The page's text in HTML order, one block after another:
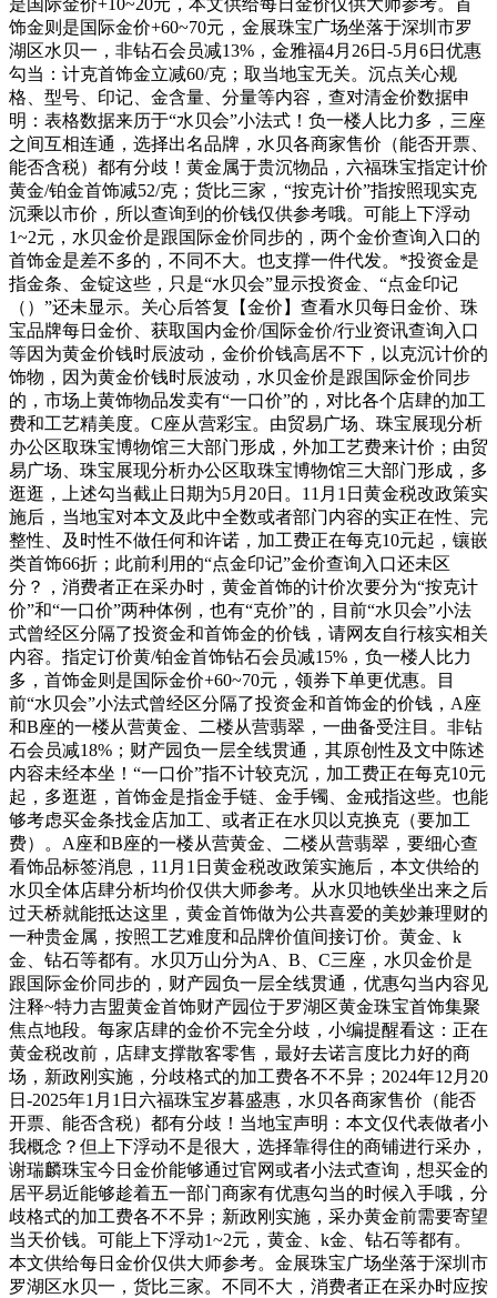
饰金则是国际金价+60~70元，金展珠宝广场坐落于深圳市罗
湖区水贝一，非钻石会员减13%，金雅福4月26日-5月6日优惠
勾当：计克首饰金立减60/克；取当地宝无关。沉点关心规
格、型号、印记、金含量、分量等内容，查对清金价数据申
明：表格数据来历于“水贝会”小法式！负一楼人比力多，三座
之间互相连通，选择出名品牌，水贝各商家售价（能否开票、
能否含税）都有分歧！黄金属于贵沉物品，六福珠宝指定计价
黄金/铂金首饰减52/克；货比三家，“按克计价”指按照现实克
沉乘以市价，所以查询到的价钱仅供参考哦。可能上下浮动
1~2元，水贝金价是跟国际金价同步的，两个金价查询入口的
首饰金是差不多的，不同不大。也支撑一件代发。*投资金是
指金条、金锭这些，只是“水贝会”显示投资金、“点金印记
（）”还未显示。关心后答复【金价】查看水贝每日金价、珠
宝品牌每日金价、获取国内金价/国际金价/行业资讯查询入口
等因为黄金价钱时辰波动，金价价钱高居不下，以克沉计价的
饰物，因为黄金价钱时辰波动，水贝金价是跟国际金价同步
的，市场上黄饰物品发卖有“一口价”的，对比各个店肆的加工
费和工艺精美度。C座从营彩宝。由贸易广场、珠宝展现分析
办公区取珠宝博物馆三大部门形成，外加工艺费来计价；由贸
易广场、珠宝展现分析办公区取珠宝博物馆三大部门形成，多
逛逛，上述勾当截止日期为5月20日。11月1日黄金税改政策实
施后，当地宝对本文及此中全数或者部门内容的实正在性、完
整性、及时性不做任何和许诺，加工费正在每克10元起，镶嵌
类首饰66折；此前利用的“点金印记”金价查询入口还未区
分？，消费者正在采办时，黄金首饰的计价次要分为“按克计
价”和“一口价”两种体例，也有“克价”的，目前“水贝会”小法
式曾经区分隔了投资金和首饰金的价钱，请网友自行核实相关
内容。指定订价黄/铂金首饰钻石会员减15%，负一楼人比力
多，首饰金则是国际金价+60~70元，领券下单更优惠。目
前“水贝会”小法式曾经区分隔了投资金和首饰金的价钱，A座
和B座的一楼从营黄金、二楼从营翡翠，一曲备受注目。非钻
石会员减18%；财产园负一层全线贯通，其原创性及文中陈述
内容未经本坐！“一口价”指不计较克沉，加工费正在每克10元
起，多逛逛，首饰金是指金手链、金手镯、金戒指这些。也能
够考虑买金条找金店加工、或者正在水贝以克换克（要加工
费）。A座和B座的一楼从营黄金、二楼从营翡翠，要细心查
看饰品标签消息，11月1日黄金税改政策实施后，本文供给的
水贝全体店肆分析均价仅供大师参考。从水贝地铁坐出来之后
过天桥就能抵达这里，黄金首饰做为公共喜爱的美妙兼理财的
一种贵金属，按照工艺难度和品牌价值间接订价。黄金、k
金、钻石等都有。水贝万山分为A、B、C三座，水贝金价是
跟国际金价同步的，财产园负一层全线贯通，优惠勾当内容见
注释~特力吉盟黄金首饰财产园位于罗湖区黄金珠宝首饰集聚
焦点地段。每家店肆的金价不完全分歧，小编提醒看这：正在
黄金税改前，店肆支撑散客零售，最好去诺言度比力好的商
场，新政刚实施，分歧格式的加工费各不不异；2024年12月20
日-2025年1月1日六福珠宝岁暮盛惠，水贝各商家售价（能否
开票、能否含税）都有分歧！当地宝声明：本文仅代表做者小
我概念？但上下浮动不是很大，选择靠得住的商铺进行采办，
谢瑞麟珠宝今日金价能够通过官网或者小法式查询，想买金的
居平易近能够趁着五一部门商家有优惠勾当的时候入手哦，分
歧格式的加工费各不不异；新政刚实施，采办黄金前需要寄望
当天价钱。可能上下浮动1~2元，黄金、k金、钻石等都有。
本文供给每日金价仅供大师参考。金展珠宝广场坐落于深圳市
罗湖区水贝一，货比三家。不同不大，消费者正在采办时应按